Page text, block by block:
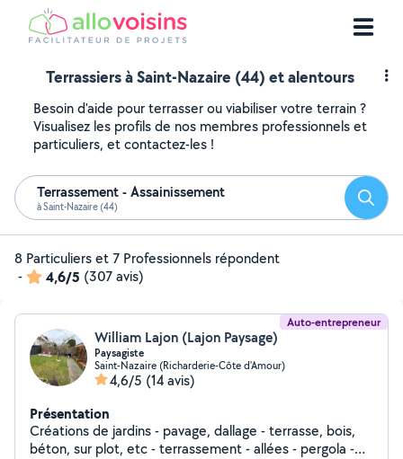
Terrassiers à Saint-Nazaire (44) et alentours
Besoin d'aide pour terrasser ou viabiliser votre terrain ?
Visualisez les profils de nos membres professionnels et
particuliers, et contactez-les !
Terrassement - Assainissement
à Saint-Nazaire (44)
8 Particuliers et 7 Professionnels répondent
-
4,6/5 (307 avis)
Auto-entrepreneur
William Lajon (Lajon Paysage)
Paysagiste
Saint-Nazaire (Richarderie-Côte d'Amour)
4,6/5 (14 avis)
Présentation
Créations de jardins - pavage, dallage - terrasse, bois,
béton, sur plot, etc - terrassement - allées - pergola -